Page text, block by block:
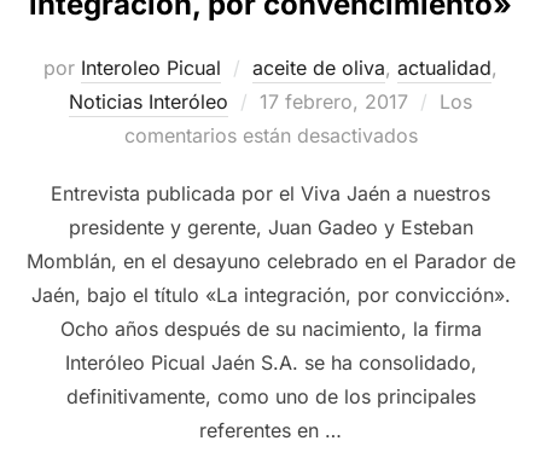
por Interoleo Picual aceite de oliva, actualidad,
Noticias Interóleo
Publicado
el
17 febrero, 2017
Los
comentarios están desactivados
Entrevista publicada por el Viva Jaén a nuestros
presidente y gerente, Juan Gadeo y Esteban
Momblán, en el desayuno celebrado en el Parador de
Jaén, bajo el título «La integración, por convicción».
Ocho años después de su nacimiento, la firma
Interóleo Picual Jaén S.A. se ha consolidado,
definitivamente, como uno de los principales
referentes en …